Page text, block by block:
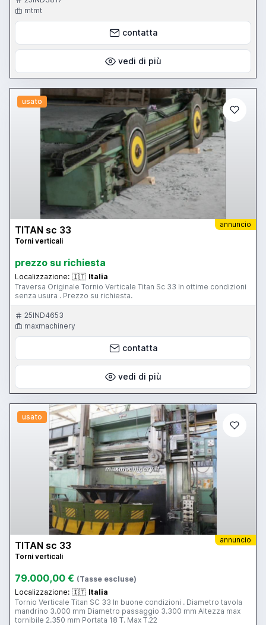
5300 x 5400 mm, Weight 47350 kg
mtmt
contatta
vedi di più
usato
annuncio
TITAN sc 33
Torni verticali
prezzo su richiesta
Localizzazione: 🇮🇹 Italia
Traversa Originale Tornio Verticale Titan Sc 33 In ottime condizioni
senza usura . Prezzo su richiesta.
25IND4653
maxmachinery
contatta
vedi di più
usato
annuncio
TITAN sc 33
Torni verticali
79.000,00 € (Tasse escluse)
Localizzazione: 🇮🇹 Italia
Tornio Verticale Titan SC 33 In buone condizioni . Diametro tavola
mandrino 3.000 mm Diametro passaggio 3.300 mm Altezza max
tornibile 2.350 mm Portata 18 T. Max T.22